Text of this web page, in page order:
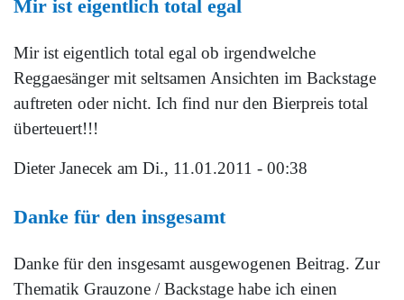
Mir ist eigentlich total egal
Mir ist eigentlich total egal ob irgendwelche
Reggaesänger mit seltsamen Ansichten im Backstage
auftreten oder nicht. Ich find nur den Bierpreis total
überteuert!!!
Dieter Janecek am Di., 11.01.2011 - 00:38
Danke für den insgesamt
Danke für den insgesamt ausgewogenen Beitrag. Zur
Thematik Grauzone / Backstage habe ich einen